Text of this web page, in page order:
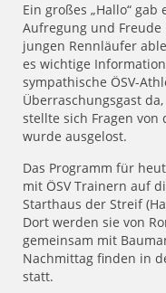
Ein großes „Hallo“
Aufregung und
jungen Rennläufer
es wichtige
sympathische ÖSV-
Überraschungsgast
stellte sich Fragen
wurde ausgelost.
Das Programm für
mit ÖSV Trainern auf
Starthaus der Streif
Dort werden sie von
gemeinsam mit
Nachmittag finden in
statt.